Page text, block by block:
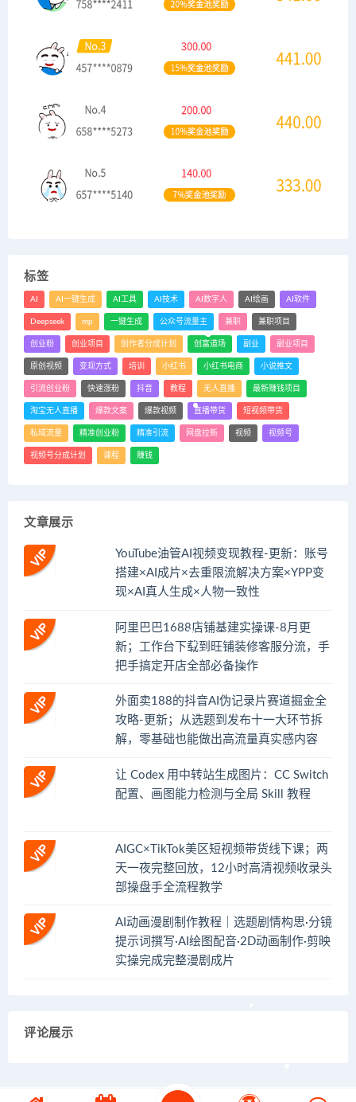
标签
AI AI一键生成 AI工具 AI技术 AI数字人 AI绘画 AI软件
Deepseek mp 一键生成 公众号流量主 兼职 兼职项目
创业粉 创业项目 创作者分成计划 创富道场 副业 副业项目
原创视频 变现方式 培训 小红书 小红书电商 小说推文
引流创业粉 快速涨粉 抖音 教程 无人直播 最新赚钱项目
淘宝无人直播 爆款文案 爆款视频 直播带货 短视频带货
私域流量 精准创业粉 精准引流 网盘拉新 视频 视频号
视频号分成计划 课程 赚钱
文章展示
YouTube油管AI视频变现教程-更新：账号
搭建×AI成片×去重限流解决方案×YPP变
现×AI真人生成×人物一致性
阿里巴巴1688店铺基建实操课-8月更
新；工作台下载到旺铺装修客服分流，手
把手搞定开店全部必备操作
外面卖188的抖音AI伪记录片赛道掘金全
攻略-更新；从选题到发布十一大环节拆
解，零基础也能做出高流量真实感内容
让 Codex 用中转站生成图片：CC Switch
配置、画图能力检测与全局 Skill 教程
AIGC×TikTok美区短视频带货线下课；两
天一夜完整回放，12小时高清视频收录头
部操盘手全流程教学
AI动画漫剧制作教程｜选题剧情构思·分镜
提示词撰写·AI绘图配音·2D动画制作·剪映
实操完成完整漫剧成片
评论展示